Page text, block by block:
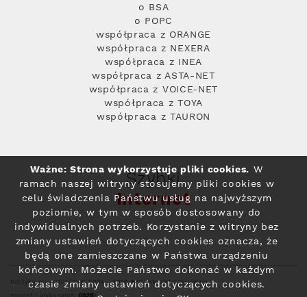
o BSA
o POPC
współpraca z ORANGE
współpraca z NEXERA
współpraca z INEA
współpraca z ASTA-NET
współpraca z VOICE-NET
współpraca z TOYA
współpraca z TAURON
Szybki
Internet
Polityka prywatności© 2004 - 2026 RFC Internet i Telewizja
Ważne: Strona wykorzystuje pliki cookies. W
ramach naszej witryny stosujemy pliki cookies w
celu świadczenia Państwu usług na najwyższym
poziomie, w tym w sposób dostosowany do
indywidualnych potrzeb. Korzystanie z witryny bez
zmiany ustawień dotyczących cookies oznacza, że
będą one zamieszczane w Państwa urządzeniu
końcowym. Możecie Państwo dokonać w każdym
czasie zmiany ustawień dotyczących cookies.